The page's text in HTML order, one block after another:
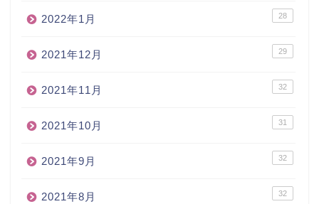
2022年1月 28
2021年12月 29
2021年11月 32
2021年10月 31
2021年9月 32
2021年8月 32